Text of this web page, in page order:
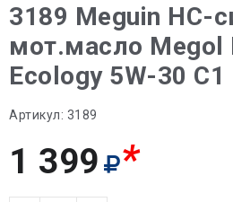
3189 Meguin НС-
мот.масло Megol
Ecology 5W-30
Артикул: 3189
1 399 *